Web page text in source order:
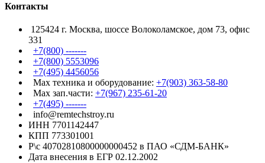
Контакты
125424 г. Москва, шоссе Волоколамское, дом 73, офис
331
+7(800) -------
+7(800) 5553096
+7(495) 4456056
Max техника и оборудование: +7(903) 363-58-80
Max зап.части: +7(967) 235-61-20
+7(495) -------
info@remtechstroy.ru
ИНН 7701142447
КПП 773301001
Р\с 40702810800000000452 в ПАО «СДМ-БАНК»
Дата внесения в ЕГР 02.12.2002